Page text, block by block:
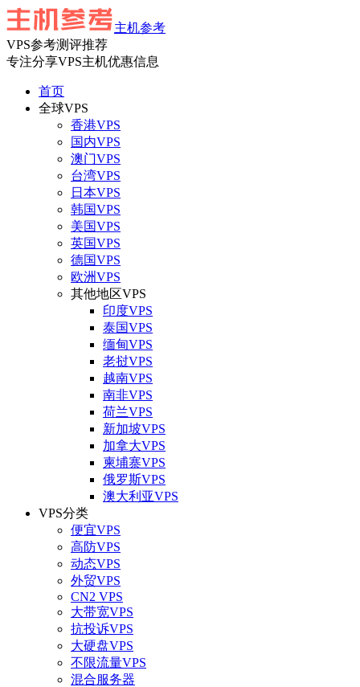
主机参考
VPS参考测评推荐
专注分享VPS主机优惠信息
首页
全球VPS
香港VPS
国内VPS
澳门VPS
台湾VPS
日本VPS
韩国VPS
美国VPS
英国VPS
德国VPS
欧洲VPS
其他地区VPS
印度VPS
泰国VPS
缅甸VPS
老挝VPS
越南VPS
南非VPS
荷兰VPS
新加坡VPS
加拿大VPS
柬埔寨VPS
俄罗斯VPS
澳大利亚VPS
VPS分类
便宜VPS
高防VPS
动态VPS
外贸VPS
CN2 VPS
大带宽VPS
抗投诉VPS
大硬盘VPS
不限流量VPS
混合服务器